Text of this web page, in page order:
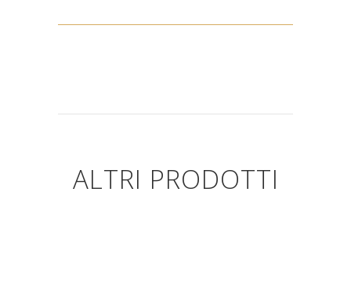
ALTRI PRODOTTI